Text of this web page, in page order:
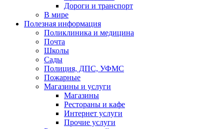
Дороги и транспорт
В мире
Полезная информация
Поликлиника и медицина
Почта
Школы
Сады
Полиция, ДПС, УФМС
Пожарные
Магазины и услуги
Магазины
Рестораны и кафе
Интернет услуги
Прочие услуги